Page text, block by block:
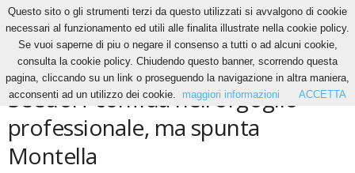
News Seedorf confida nell’orgoglio professionale, ma spunta Montella
NEWS
Seedorf confida nell’orgoglio
professionale, ma spunta
Montella
Questo sito o gli strumenti terzi da questo utilizzati si avvalgono di cookie
necessari al funzionamento ed utili alle finalita illustrate nella cookie policy.
Se vuoi saperne di piu o negare il consenso a tutti o ad alcuni cookie,
consulta la cookie policy. Chiudendo questo banner, scorrendo questa
pagina, cliccando su un link o proseguendo la navigazione in altra maniera,
acconsenti ad un utilizzo dei cookie.
maggiori informazioni ACCETTA